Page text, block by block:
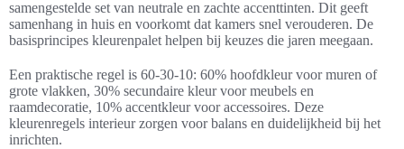
samengestelde set van neutrale en zachte accenttinten. Dit geeft
samenhang in huis en voorkomt dat kamers snel verouderen. De
basisprincipes kleurenpalet helpen bij keuzes die jaren meegaan.
Een praktische regel is 60-30-10: 60% hoofdkleur voor muren of
grote vlakken, 30% secundaire kleur voor meubels en
raamdecoratie, 10% accentkleur voor accessoires. Deze
kleurenregels interieur zorgen voor balans en duidelijkheid bij het
inrichten.